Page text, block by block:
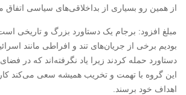
از همین رو بسیاری از بداخلاقی‌های سیاسی اتفاق
مبلغ افزود: برجام یک دستاورد بزرگ و تاریخی
بودیم برخی از جریان‌های تند و افراطی مانند
دستاورد حمله کردند زیرا یاد نگرفته‌اند که در
این گروه با تهمت و تخریب همیشه سعی می‌کند
اهداف خود برسند.